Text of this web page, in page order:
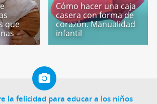
que
Cómo hacer una caja
casera con forma de
corazón. Manualidad
infantil
la felicidad para educar a los niños